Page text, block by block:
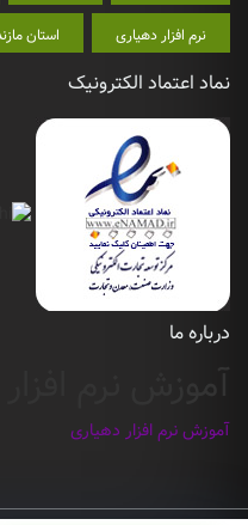
نرم افزار دهیاری استان
نماد اعتماد الکترونیک
درباره ما
آموزش نرم افزار دهیاری